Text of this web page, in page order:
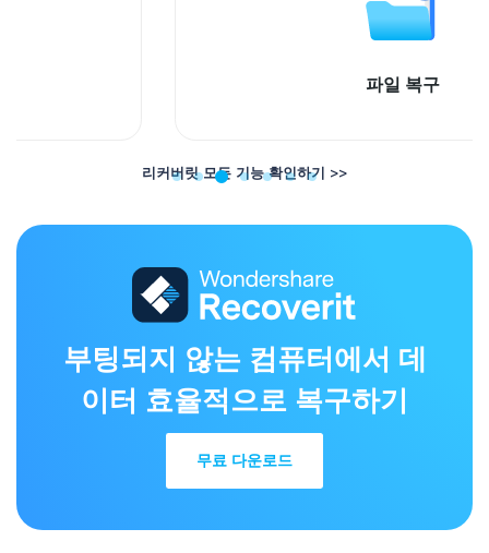
리커버릿 모든 기능 확인하기 >>
부팅되지 않는 컴퓨터에서 데
이터 효율적으로 복구하기
무료 다운로드